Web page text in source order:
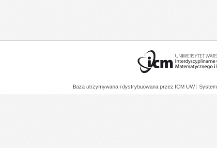
Baza utrzymywana i dystrybuowana przez ICM UW |